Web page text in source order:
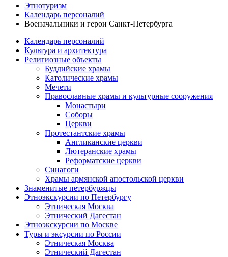
Этнотуризм
Календарь персоналий
Военачальники и герои Санкт-Петербурга
Календарь персоналий
Культура и архитектура
Религиозные объекты
Буддийские храмы
Католические храмы
Мечети
Православные храмы и культурные сооружения
Монастыри
Соборы
Церкви
Протестантские храмы
Англиканские церкви
Лютеранские храмы
Реформатские церкви
Синагоги
Храмы армянской апостольской церкви
Знаменитые петербуржцы
Этноэкскурсии по Петербургу
Этническая Москва
Этнический Дагестан
Этноэкскурсии по Москве
Туры и эксурсии по России
Этническая Москва
Этнический Дагестан